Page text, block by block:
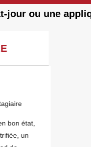
jour ou une
bon état,
un